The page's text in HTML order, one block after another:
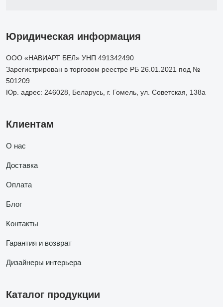
Юридическая информация
ООО «НАВИАРТ БЕЛ» УНП 491342490
Зарегистрирован в торговом реестре РБ 26.01.2021 под №
501209
Юр. адрес: 246028, Беларусь, г. Гомель, ул. Советская, 138а
Клиентам
О нас
Доставка
Оплата
Блог
Контакты
Гарантия и возврат
Дизайнеры интерьера
Каталог продукции